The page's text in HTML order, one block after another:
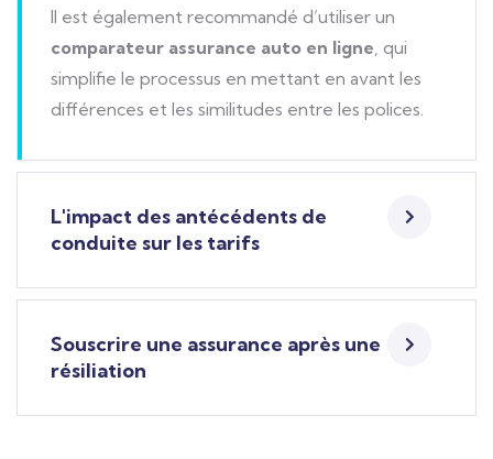
Il est également recommandé d’utiliser un
comparateur assurance auto en ligne , qui
simplifie le processus en mettant en avant les
différences et les similitudes entre les polices.
L'impact des antécédents de
conduite sur les tarifs
Souscrire une assurance après une
résiliation